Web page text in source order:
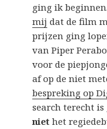
ging ik
mij dat de film
prijzen ging
van Piper
voor de
af op de niet
bespreking op
search terecht
niet het